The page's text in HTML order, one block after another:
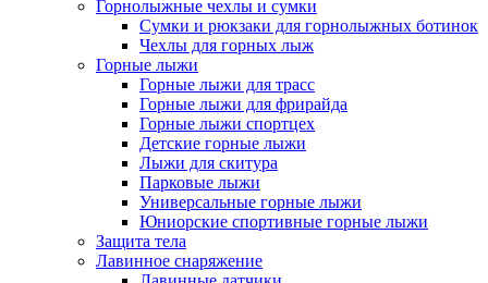
Горнолыжные чехлы и сумки
Сумки и рюкзаки для горнолыжных ботинок
Чехлы для горных лыж
Горные лыжи
Горные лыжи для трасс
Горные лыжи для фрирайда
Горные лыжи спортцех
Детские горные лыжи
Лыжи для скитура
Парковые лыжи
Универсальные горные лыжи
Юниорские спортивные горные лыжи
Защита тела
Лавинное снаряжение